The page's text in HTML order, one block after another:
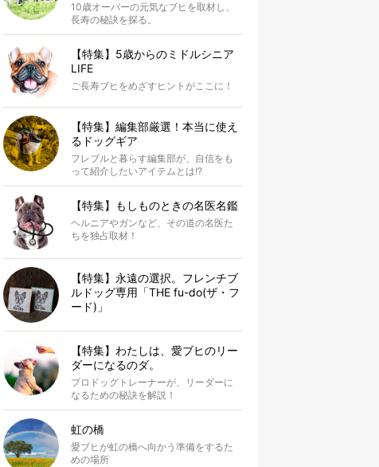
10歳オーバーの元気なブヒを取材し、
長寿の秘訣を探る。
【特集】5歳からのミドルシニア
LIFE
ご長寿ブヒをめざすヒントがここに！
【特集】編集部厳選！本当に使え
るドッグギア
フレブルと暮らす編集部が、自信をも
って紹介したいアイテムとは!?
【特集】もしものときの名医名鑑
ヘルニアやガンなど、その道の名医た
ちを独占取材！
【特集】永遠の選択。フレンチブ
ルドッグ専用「THE fu-do(ザ・フ
ード)」
【特集】わたしは、愛ブヒのリー
ダーになるのダ。
プロドッグトレーナーが、リーダーに
なるための秘訣を解説！
虹の橋
愛ブヒが虹の橋へ向かう準備をするた
めの場所